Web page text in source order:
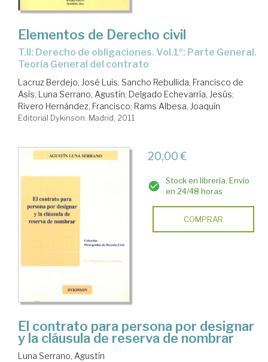
Elementos de Derecho civil
T.II: Derecho de obligaciones. Vol.1º: Parte General.
Teoría General del contrato
Lacruz Berdejo, José Luis; Sancho Rebullida, Francisco de
Asís; Luna Serrano, Agustín; Delgado Echevarría, Jesús;
Rivero Hernández, Francisco; Rams Albesa, Joaquín
Editorial Dykinson. Madrid, 2011
20,00 €
Stock en librería. Envío
en 24/48 horas
COMPRAR
El contrato para persona por designar
y la cláusula de reserva de nombrar
Luna Serrano, Agustín